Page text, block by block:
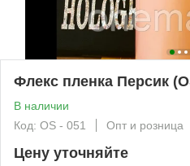
Флекс пленка Персик
В наличии
Код: OS - 051
Опт и розница
Цену уточняйте